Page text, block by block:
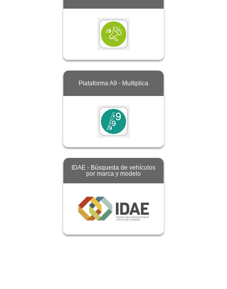
Plataforma A9 - Multiplica
IDAE - Búsqueda de vehículos
por marca y modelo